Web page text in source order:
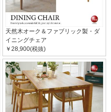
天然木オーク＆ファブリック製・ダ
イニングチェア
￥28,900(税抜)